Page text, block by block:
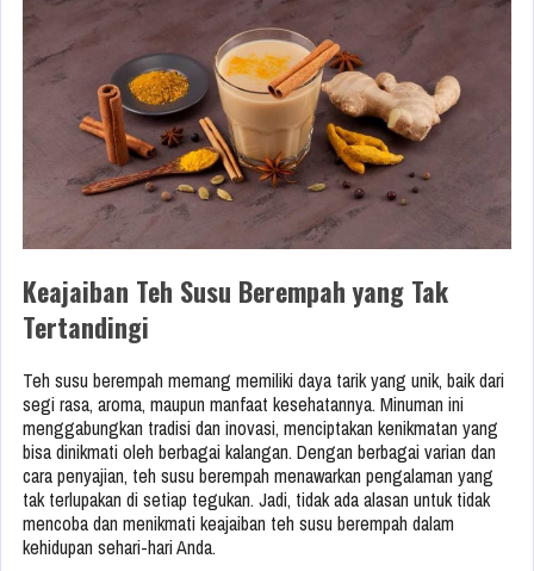
Keajaiban Teh Susu Berempah yang Tak
Tertandingi
Teh susu berempah memang memiliki daya tarik yang unik, baik dari
segi rasa, aroma, maupun manfaat kesehatannya. Minuman ini
menggabungkan tradisi dan inovasi, menciptakan kenikmatan yang
bisa dinikmati oleh berbagai kalangan. Dengan berbagai varian dan
cara penyajian, teh susu berempah menawarkan pengalaman yang
tak terlupakan di setiap tegukan. Jadi, tidak ada alasan untuk tidak
mencoba dan menikmati keajaiban teh susu berempah dalam
kehidupan sehari-hari Anda.